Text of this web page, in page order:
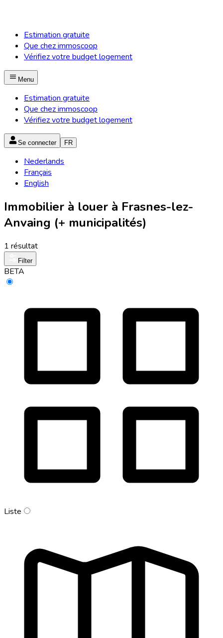
Estimation gratuite
Que chez immoscoop
Vérifiez votre budget logement
Menu
Estimation gratuite
Que chez immoscoop
Vérifiez votre budget logement
Se connecter FR
Nederlands
Français
English
Immobilier à louer à Frasnes-lez-
Anvaing (+ municipalités)
1 résultat
Filter
BETA
Liste